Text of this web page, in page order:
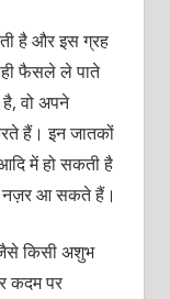
है और इस ग्रह
फैसले ले पाते
वो अपने
हैं। इन जातकों
में हो सकती है
नज़र आ सकते हैं।
किसी अशुभ
कदम पर